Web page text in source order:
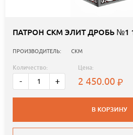
ПАТРОН СКМ ЭЛИТ ДРОБЬ №1
ПРОИЗВОДИТЕЛЬ: СКМ
Количество:
- +
Цена:
2 450.00
В КОРЗИНУ